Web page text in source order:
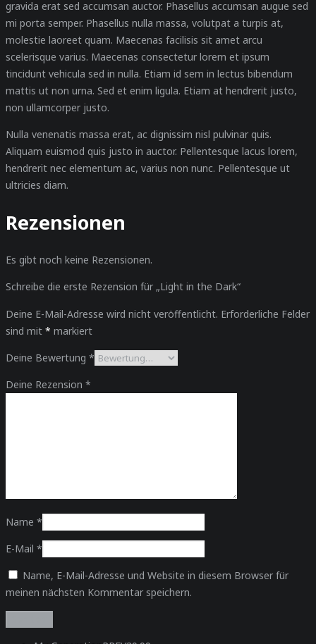
gravida erat sed accumsan auctor. Phasellus accumsan augue sed
mi porta semper. Phasellus nulla massa, volutpat a turpis at,
molestie laoreet quam. Maecenas facilisis sit amet arcu
scelerisque varius. Maecenas consectetur lorem et ipsum
tincidunt vehicula sed in nulla. Etiam id sem in lectus bibendum
mattis ut non urna. Sed et enim ligula. Etiam at hendrerit justo,
non ullamcorper justo.
Nulla venenatis massa erat, ac dignissim nisl pulvinar quis.
Aliquam euismod quis justo in auctor. Pellentesque lacus lorem,
hendrerit nec elementum ac, varius non nunc. Pellentesque ut
ultricies diam.
Rezensionen
Es gibt noch keine Rezensionen.
Schreibe die erste Rezension für „Light in the Dark“
Deine E-Mail-Adresse wird nicht veröffentlicht. Erforderliche Felder
sind mit * markiert
Deine Bewertung *
Deine Rezension *
Name *
E-Mail *
Name, E-Mail-Adresse und Website in diesem Browser für
meinen nächsten Kommentar speichern.